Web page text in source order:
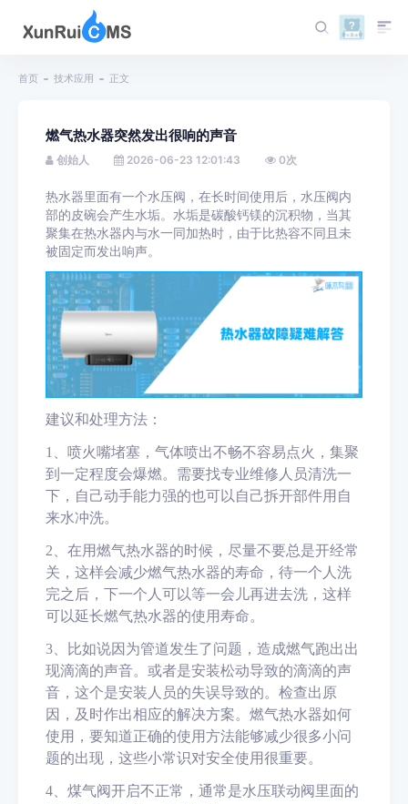
首页 技术应用 正文
燃气热水器突然发出很响的声音
创始人 2026-06-23 12:01:43 0次
热水器里面有一个水压阀，在长时间使用后，水压阀内
部的皮碗会产生水垢。水垢是碳酸钙镁的沉积物，当其
聚集在热水器内与水一同加热时，由于比热容不同且未
被固定而发出响声。
建议和处理方法：
1
、喷火嘴堵塞，气体喷出不畅不容易点火，集聚
到一定程度会爆燃。需要找专业维修人员清洗一
下，自己动手能力强的也可以自己拆开部件用自
来水冲洗。
2 、在用燃气热水器的时候，尽量不要总是开经常
关，这样会减少燃气热水器的寿命，待一个人洗
完之后，下一个人可以等一会儿再进去洗，这样
可以延长燃气热水器的使用寿命。
3 、比如说因为管道发生了问题，造成燃气跑出出
现滴滴的声音。或者是安装松动导致的滴滴的声
音，这个是安装人员的失误导致的。检查出原
因，及时作出相应的解决方案。燃气热水器如何
使用，要知道正确的使用方法能够减少很多小问
题的出现，这些小常识对安全使用很重要。
4 、煤气阀开启不正常，通常是水压联动阀里面的